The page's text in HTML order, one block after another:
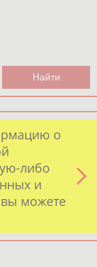
о
либо
и
вы можете